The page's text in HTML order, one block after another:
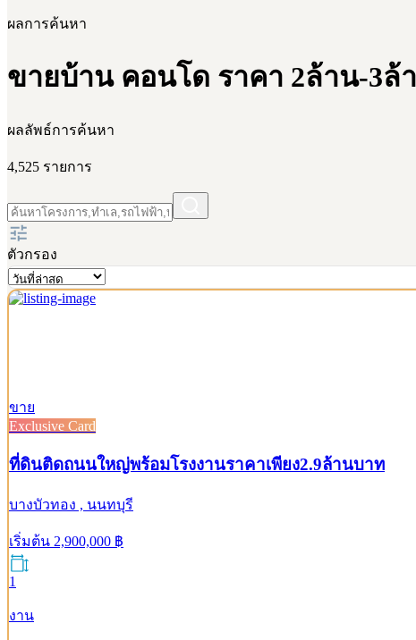
ผลการค้นหา
ขายบ้าน คอนโด ราคา 2ล้าน-3ล้
ผลลัพธ์การค้นหา
4,525 รายการ
ตัวกรอง
ขาย
Exclusive Card
ที่ดินติดถนนใหญ่พร้อมโรงงานราคาเพียง2.9ล้านบาท
บางบัวทอง , นนทบุรี
เริ่มต้น 2,900,000 ฿
1
งาน